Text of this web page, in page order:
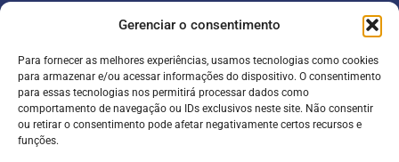
Gerenciar o consentimento
Para fornecer as melhores experiências, usamos tecnologias como cookies
para armazenar e/ou acessar informações do dispositivo. O consentimento
para essas tecnologias nos permitirá processar dados como
comportamento de navegação ou IDs exclusivos neste site. Não consentir
ou retirar o consentimento pode afetar negativamente certos recursos e
funções.
Parceiros
Blog
Contato
Portal do Colaborador
Entrar
Serviços
Meira online